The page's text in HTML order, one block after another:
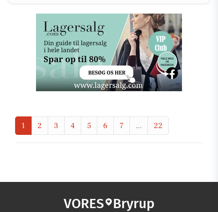
1 2 3 4 5 6 7 ... 22
VORES Bryrup